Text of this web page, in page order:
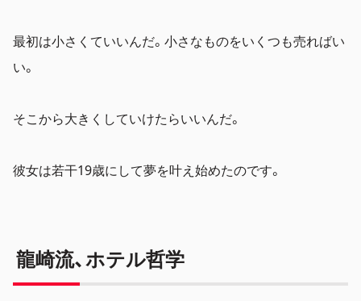
最初は小さくていいんだ。 小さなものをいくつも売ればい
い。
そこから大きくしていけたらいいんだ。
彼女は若干19歳にして夢を叶え始めたのです。
龍崎流、ホテル哲学